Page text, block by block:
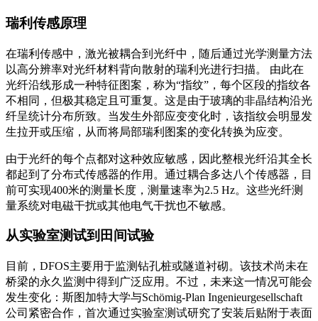
瑞利传感原理
在瑞利传感中，激光被耦合到光纤中，随后通过光学测量方法
以高分辨率对光纤材料背向散射的瑞利光进行扫描。 由此在
光纤沿线形成一种特征图案，称为“指纹”，每个区段的指纹各
不相同，但极其稳定且可重复。这是由于玻璃的非晶结构沿光
纤呈统计分布所致。当发生外部应变变化时，该指纹会明显发
生拉开或压缩，从而将局部瑞利图案的变化转换为应变。
由于光纤的每个点都对这种效应敏感，因此整根光纤沿其全长
都起到了分布式传感器的作用。通过耦合多达八个传感器，目
前可实现400米的测量长度，测量速率为2.5 Hz。这些光纤测
量系统对电磁干扰或其他电气干扰也不敏感。
从实验室测试到田间试验
目前，DFOS主要用于监测钻孔桩或隧道衬砌。该技术尚未在
桥梁的永久监测中得到广泛应用。不过，未来这一情况可能会
发生变化：斯图加特大学与Schömig-Plan Ingenieurgesellschaft
公司紧密合作，首次通过实验室测试研究了安装后贴附于表面